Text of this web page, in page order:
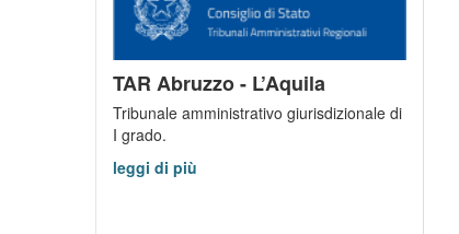
TAR Abruzzo - L’Aquila
Tribunale amministrativo giurisdizionale di
I grado.
leggi di più